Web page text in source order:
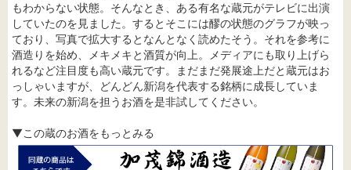
もわからない状態。そんなとき、ある有名な蔵元がテレビに出演
していたのを見ました。するとそこには醪の状態のグラフが映っ
ており、写真で拡大するとなんとなく読めたそう。それを参考に
酒造りを始め、メキメキと酒質が向上。メディアにも取り上げら
れるなど注目度も高い蔵元です。まだまだ発展途上だと蔵元はお
っしゃいますが、どんどん新潟を代表する銘柄に成長していま
す。未来の新潟を担うお酒を是非試してください。
▼この蔵のお酒をもっとみる